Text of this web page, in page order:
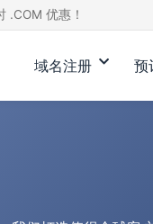
.COM 优惠！
域名注册 预